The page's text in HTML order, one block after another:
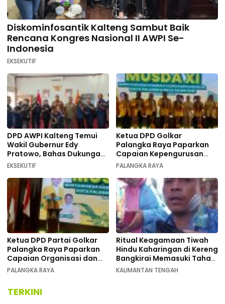
Diskominfosantik Kalteng Sambut Baik
Rencana Kongres Nasional II AWPI Se-
Indonesia
EKSEKUTIF
DPD AWPI Kalteng Temui
Wakil Gubernur Edy
Pratowo, Bahas Dukungan
Kongres Nasional II AWPI di
EKSEKUTIF
Ketua DPD Golkar
Palangka Raya Paparkan
Capaian Kepengurusan
pada Pembukaan Musda XI
PALANGKA RAYA
Ketua DPD Partai Golkar
Palangka Raya Paparkan
Capaian Organisasi dan
Kemenangan Pemilu pada
PALANGKA RAYA
Ritual Keagamaan Tiwah
Hindu Kaharingan di Kereng
Bangkirai Memasuki Tahap
Akhir
KALIMANTAN TENGAH
TERKINI